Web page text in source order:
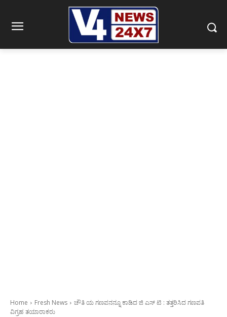
Home Fresh News
ಚೌತಿ ಯ ಗಣಪನನ್ನೂ ಕಾಡಿದ ಜಿ ಎಸ್‍ ಟಿ : ತತ್ತರಿಸಿದ ಗಣಪತಿ
ವಿಗ್ರಹ ತಯಾರಾಕರು